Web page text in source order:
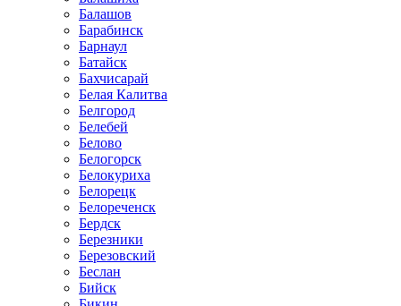
Балашов
Барабинск
Барнаул
Батайск
Бахчисарай
Белая Калитва
Белгород
Белебей
Белово
Белогорск
Белокуриха
Белорецк
Белореченск
Бердск
Березники
Березовский
Беслан
Бийск